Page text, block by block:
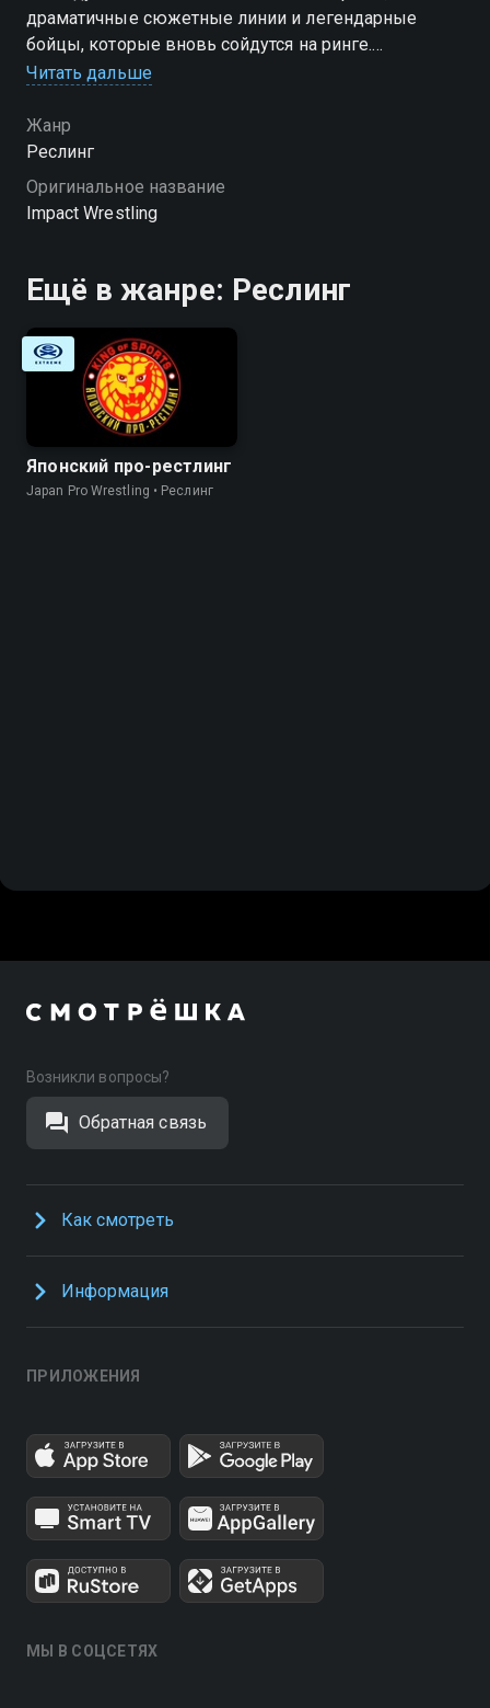
драматичные сюжетные линии и легендарные
бойцы, которые вновь сойдутся на ринге.
Присоединяйтесь к нам!
Посмотреть онлайн 1 сезон сериала Турнир по
профессиональному реслингу вы можете
совершенно бесплатно в хорошем HD качестве на
Смотрёшке
Читать дальше
Жанр
Реслинг
Оригинальное название
Impact Wrestling
Ещё в жанре: Реслинг
Японский про-рестлинг
Japan Pro Wrestling • Реслинг
Возникли вопросы?
Обратная связь
Как смотреть
Информация
ПРИЛОЖЕНИЯ
МЫ В СОЦСЕТЯХ